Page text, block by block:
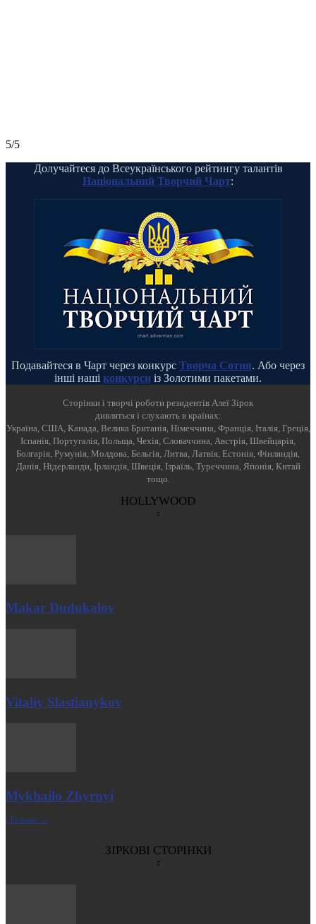
5/5
Долучайтеся до Всеукраїнського рейтингу талантів
Національний Творчий Чарт:
Подавайтеся в Чарт через конкурс Творча Сотня. Або через
інші наші конкурси із Золотими пакетами.
Cторінки і творчі роботи резидентів Алеї Зірок
дивляться і слухають в країнах:
Україна, США, Канада, Велика Британія, Німеччина, Франція, Італія, Греція,
Іспанія, Португалія, Польща, Чехія, Словаччина, Австрія, Швейцарія,
Болгарія, Румунія, Молдова, Бельгія, Литва, Латвія, Естонія, Фінляндія,
Данія, Нідерланди, Ірландія, Швеція, Ізраїль, Туреччина, Японія, Китай
тощо.
HOLLYWOOD
Makar Dudukalov
Vitaliy Slastianykov
Mykhailo Zhyrnyi
| Більше →
ЗІРКОВІ СТОРІНКИ